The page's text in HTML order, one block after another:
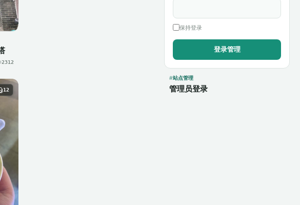
保持登录
站点管理
管理员登录
2312
12